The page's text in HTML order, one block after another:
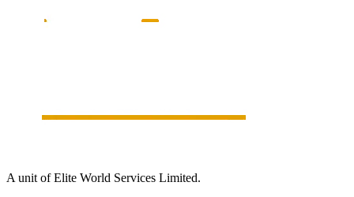
A unit of Elite World Services Limited.